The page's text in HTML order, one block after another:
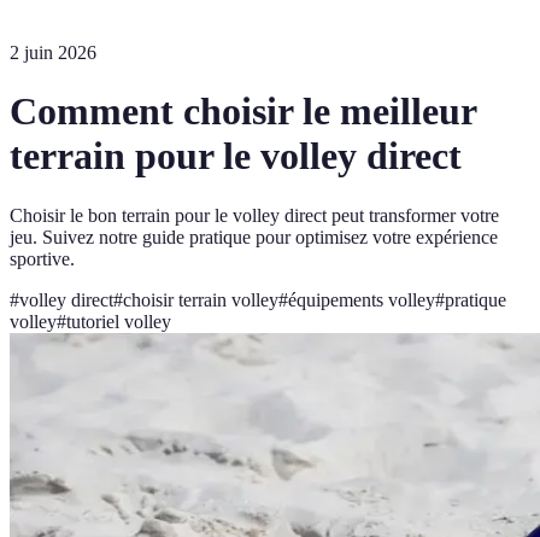
2 juin 2026
Comment choisir le meilleur
terrain pour le volley direct
Choisir le bon terrain pour le volley direct peut transformer votre
jeu. Suivez notre guide pratique pour optimisez votre expérience
sportive.
#volley direct#choisir terrain volley#équipements volley#pratique
volley#tutoriel volley